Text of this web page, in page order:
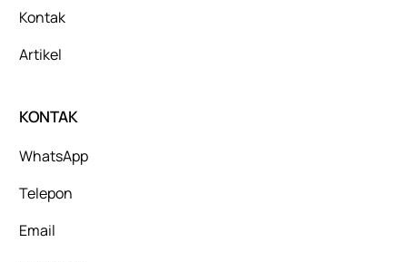
Kontak
Artikel
KONTAK
WhatsApp
Telepon
Email